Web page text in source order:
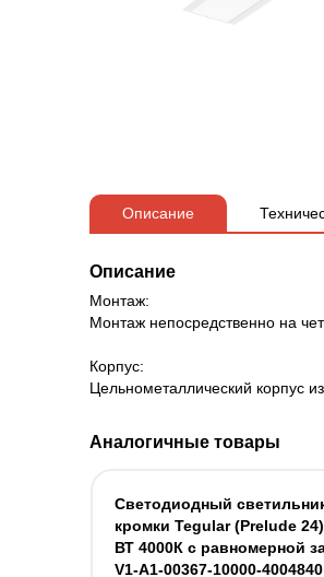
Описание
Описание
Монтаж:
Монтаж непосредственно на
Корпус:
Цельнометаллический корпус
Аналогичные товары
Светодиодный
кромки Tegular (Prelude
ВТ 4000К с равномерной
V1-A1-00367-10000-4004840